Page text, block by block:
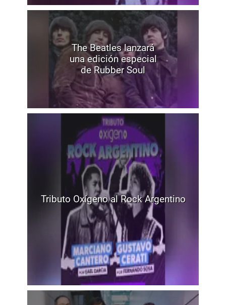
The Beatles lanzará
una edición especial
de Rubber Soul
Tributo Oxígeno al Rock Argentino